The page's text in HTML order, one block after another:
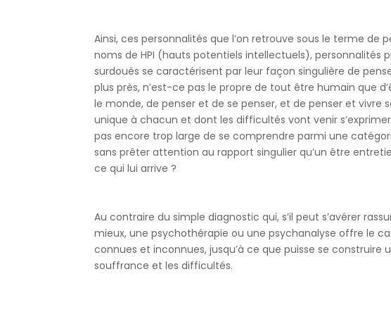
Ainsi, ces personnalités que l’on retrouve sous le terme
noms de HPI (hauts potentiels intellectuels), personnalités
surdoués se caractérisent par leur façon singulière de
plus près, n’est-ce pas le propre de tout être humain que
le monde, de penser et de se penser, et de penser et vivre
unique à chacun et dont les difficultés vont venir
pas encore trop large de se comprendre parmi une
sans prêter attention au rapport singulier qu’un être
ce qui lui arrive ?
Au contraire du simple diagnostic qui, s’il peut s’avérer
mieux, une psychothérapie ou une psychanalyse offre le
connues et inconnues, jusqu’à ce que puisse se
souffrance et les difficultés.